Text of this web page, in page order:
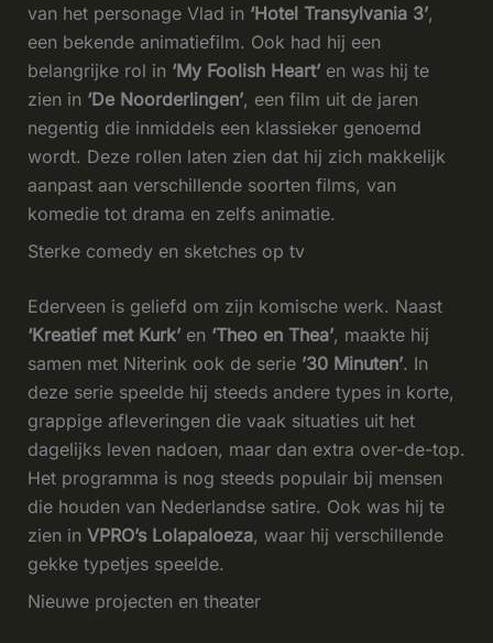
van het personage Vlad in ‘Hotel Transylvania 3’,
een bekende animatiefilm. Ook had hij een
belangrijke rol in ‘My Foolish Heart’en was hij te
zien in ‘De Noorderlingen’, een film uit de jaren
negentig die inmiddels een klassieker genoemd
wordt. Deze rollen laten zien dat hij zich makkelijk
aanpast aan verschillende soorten films, van
komedie tot drama en zelfs animatie.
Sterke comedy en sketches op tv
Ederveen is geliefd om zijn komische werk. Naast
‘Kreatief met Kurk’en ‘Theo en Thea’, maakte hij
samen met Niterink ook de serie ’30 Minuten’. In
deze serie speelde hij steeds andere types in korte,
grappige afleveringen die vaak situaties uit het
dagelijks leven nadoen, maar dan extra over-de-top.
Het programma is nog steeds populair bij mensen
die houden van Nederlandse satire. Ook was hij te
zien in VPRO’s Lolapaloeza, waar hij verschillende
gekke typetjes speelde.
Nieuwe projecten en theater